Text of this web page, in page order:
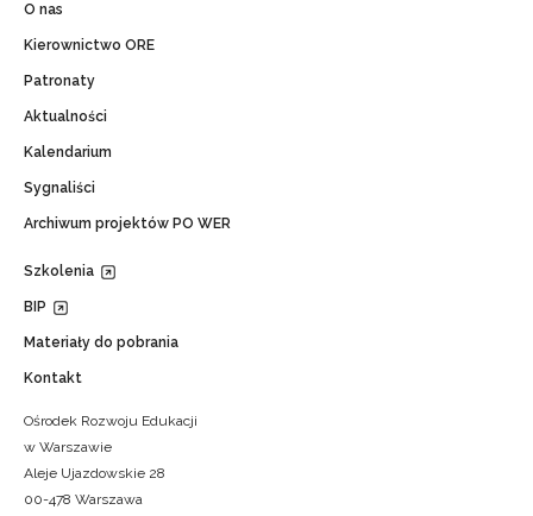
O nas
Kierownictwo ORE
Patronaty
Aktualności
Kalendarium
Sygnaliści
Archiwum projektów PO WER
Szkolenia
BIP
Materiały do pobrania
Kontakt
Ośrodek Rozwoju Edukacji
w Warszawie
Aleje Ujazdowskie 28
00-478 Warszawa